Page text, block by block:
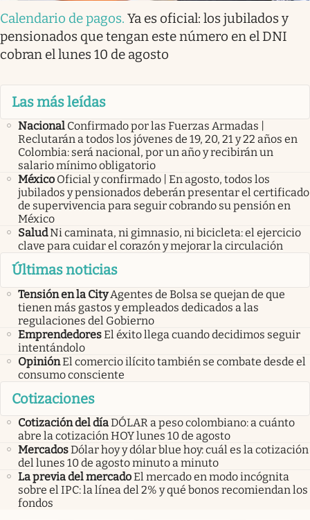
Calendario de pagos. Ya es oficial: los jubilados y
pensionados que tengan este número en el DNI
cobran el lunes 10 de agosto
Las más leídas
Nacional Confirmado por las Fuerzas Armadas |
Reclutarán a todos los jóvenes de 19, 20, 21 y 22 años en
Colombia: será nacional, por un año y recibirán un
salario mínimo obligatorio
México Oficial y confirmado | En agosto, todos los
jubilados y pensionados deberán presentar el certificado
de supervivencia para seguir cobrando su pensión en
México
SaludNi caminata, ni gimnasio, ni bicicleta: el ejercicio
clave para cuidar el corazón y mejorar la circulación
Últimas noticias
Tensión en la City Agentes de Bolsa se quejan de que
tienen más gastos y empleados dedicados a las
regulaciones del Gobierno
EmprendedoresEl éxito llega cuando decidimos seguir
intentándolo
OpiniónEl comercio ilícito también se combate desde el
consumo consciente
Cotizaciones
Cotización del díaDÓLAR a peso colombiano: a cuánto
abre la cotización HOY lunes 10 de agosto
MercadosDólar hoy y dólar blue hoy: cuál es la cotización
del lunes 10 de agosto minuto a minuto
La previa del mercadoEl mercado en modo incógnita
sobre el IPC: la línea del 2% y qué bonos recomiendan los
fondos